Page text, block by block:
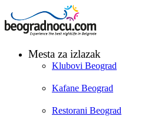
Mesta za izlazak
Klubovi Beograd
Kafane Beograd
Restorani Beograd